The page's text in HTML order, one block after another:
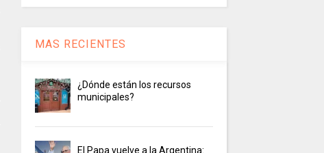
MAS RECIENTES
¿Dónde están los recursos
municipales?
El Papa vuelve a la Argentina: